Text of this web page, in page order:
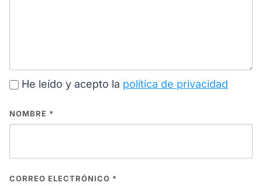
He leído y acepto la política de privacidad
NOMBRE *
CORREO ELECTRÓNICO *